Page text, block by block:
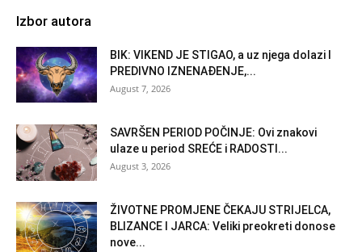
Izbor autora
BIK: VIKEND JE STIGAO, a uz njega dolazi I
PREDIVNO IZNENAĐENJE,...
August 7, 2026
SAVRŠEN PERIOD POČINJE: Ovi znakovi
ulaze u period SREĆE i RADOSTI...
August 3, 2026
ŽIVOTNE PROMJENE ČEKAJU STRIJELCA,
BLIZANCE I JARCA: Veliki preokreti donose
nove...